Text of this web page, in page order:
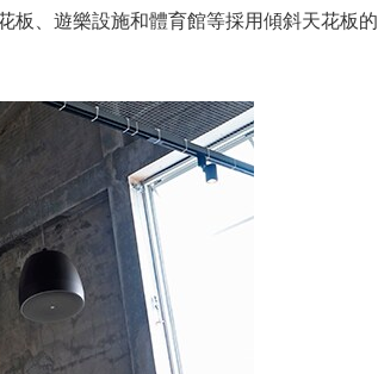
、遊樂設施和體育館等採用傾斜天花板